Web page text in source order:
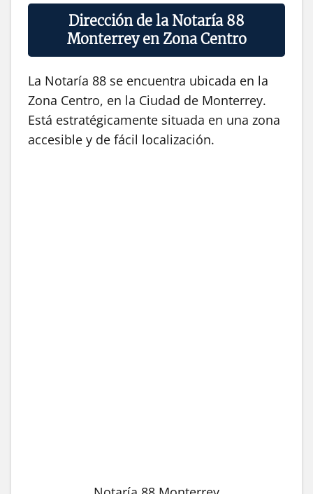
Dirección de la Notaría 88
Monterrey en Zona Centro
La Notaría 88 se encuentra ubicada en la
Zona Centro, en la Ciudad de Monterrey.
Está estratégicamente situada en una zona
accesible y de fácil localización.